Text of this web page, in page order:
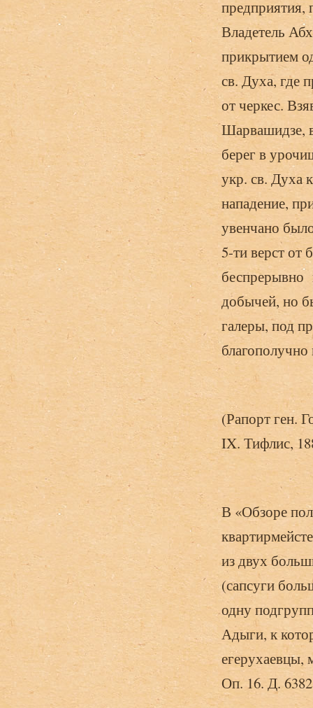
предприятия,
Владетель
прикрытием
св. Духа, где
от черкес.
Шарвашидзе,
берег в
укр. св. Духа
нападение,
увенчано
5-ти верст
беспрерывно
добычей, но
галеры, под
благополучно
(Рапорт ген.
IX. Тифлис,
В «Обзоре
из двух
(сапсуги
одну
Адыги, к
Оп. 16. Д.